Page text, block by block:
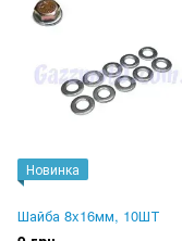
Новинка
Шайба 8x16мм, 10ШТ